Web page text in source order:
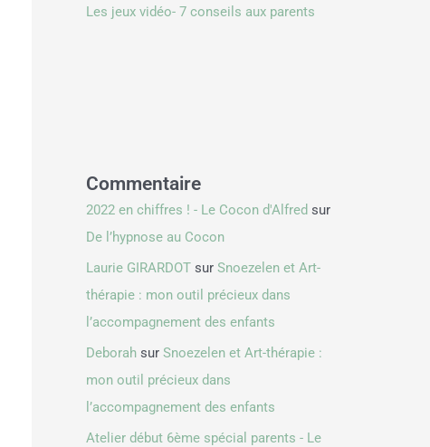
Les jeux vidéo- 7 conseils aux parents
Commentaire
2022 en chiffres ! - Le Cocon d'Alfred sur
De l’hypnose au Cocon
Laurie GIRARDOT sur Snoezelen et Art-
thérapie : mon outil précieux dans
l’accompagnement des enfants
Deborah sur Snoezelen et Art-thérapie :
mon outil précieux dans
l’accompagnement des enfants
Atelier début 6ème spécial parents - Le